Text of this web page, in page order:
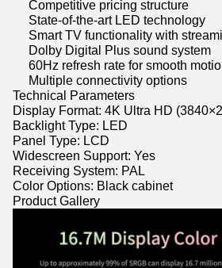
Competitive pricing structure
State-of-the-art LED technology
Smart TV functionality with
Dolby Digital Plus sound system
60Hz refresh rate for smooth
Multiple connectivity options
Technical Parameters
Display Format: 4K Ultra HD
Backlight Type: LED
Panel Type: LCD
Widescreen Support: Yes
Receiving System: PAL
Color Options: Black cabinet
Product Gallery